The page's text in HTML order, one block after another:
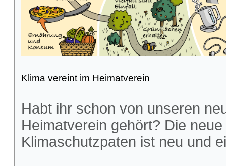
Klima vereint im Heimatverein
Habt ihr schon von unseren
Heimatverein gehört? Die
Klimaschutzpaten ist neu und